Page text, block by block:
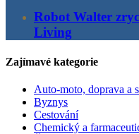
Robot Walter
Living
Zajímavé kategorie
Auto-moto, doprava a
Byznys
Cestování
Chemický a